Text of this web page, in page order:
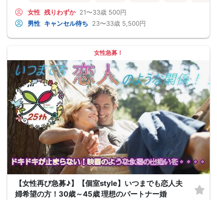
女性 残りわずか 21〜33歳 500円
男性 キャンセル待ち 23〜33歳 5,500円
女性急募！
【女性再び急募♪】【個室style】いつまでも恋人夫
婦希望の方！30歳～45歳 理想のパートナー婚